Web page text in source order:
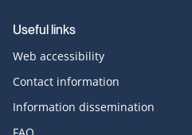
Useful links
Web accessibility
Contact information
Information dissemination